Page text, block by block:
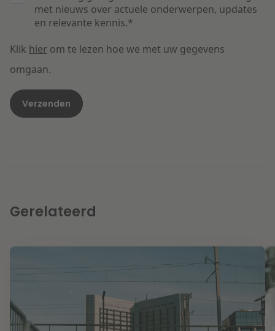
met nieuws over actuele onderwerpen, updates
en relevante kennis.*
Klik hier om te lezen hoe we met uw gegevens
omgaan.
Gerelateerd